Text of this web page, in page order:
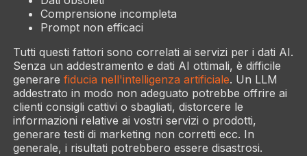
Comprensione incompleta
Prompt non efficaci
Tutti questi fattori sono correlati ai servizi per i dati AI.
Senza un addestramento e dati AI ottimali, è difficile
generare fiducia nell'intelligenza artificiale. Un LLM
addestrato in modo non adeguato potrebbe offrire ai
clienti consigli cattivi o sbagliati, distorcere le
informazioni relative ai vostri servizi o prodotti,
generare testi di marketing non corretti ecc. In
generale, i risultati potrebbero essere disastrosi.